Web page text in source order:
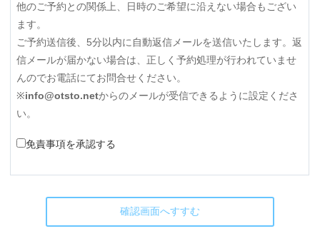
他のご予約との関係上、日時のご希望に沿えない場合もござい
ます。
ご予約送信後、5分以内に自動返信メールを送信いたします。返
信メールが届かない場合は、正しく予約処理が行われていませ
んのでお電話にてお問合せください。
※info@otsto.netからのメールが受信できるように設定くださ
い。
免責事項を承認する